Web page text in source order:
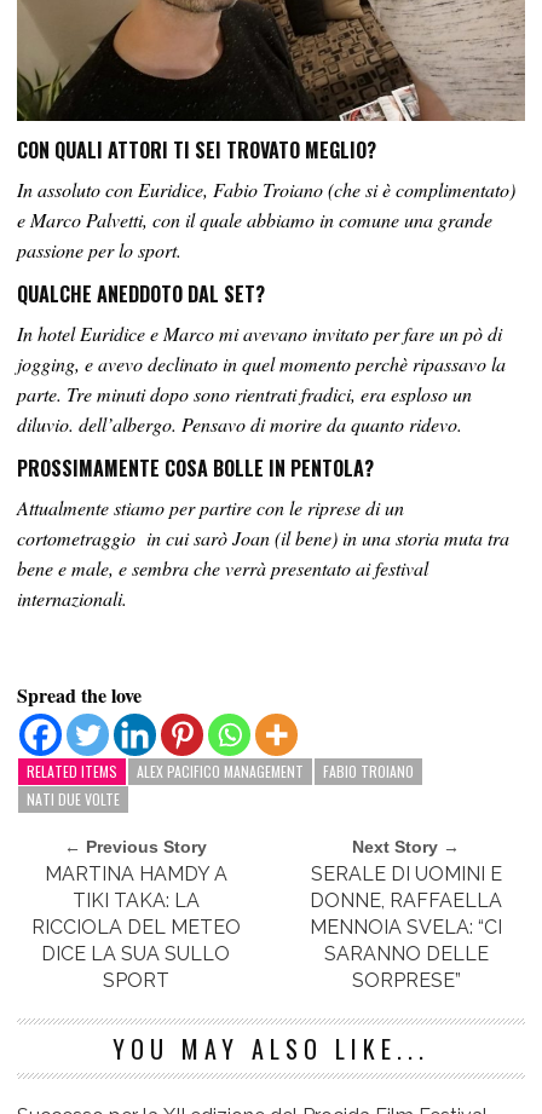
CON QUALI ATTORI TI SEI TROVATO MEGLIO?
In assoluto con Euridice, Fabio Troiano (che si è complimentato)
e Marco Palvetti, con il quale abbiamo in comune una grande
passione per lo sport.
QUALCHE ANEDDOTO DAL SET?
In hotel Euridice e Marco mi avevano invitato per fare un pò di
jogging, e avevo declinato in quel momento perchè ripassavo la
parte. Tre minuti dopo sono rientrati fradici, era esploso un
diluvio. dell’albergo. Pensavo di morire da quanto ridevo.
PROSSIMAMENTE COSA BOLLE IN PENTOLA?
Attualmente stiamo per partire con le riprese di un
cortometraggio in cui sarò Joan (il bene) in una storia muta tra
bene e male, e sembra che verrà presentato ai festival
internazionali.
Spread the love
RELATED ITEMS ALEX PACIFICO MANAGEMENT
FABIO TROIANO
NATI DUE VOLTE
← Previous Story
MARTINA HAMDY A
TIKI TAKA: LA
RICCIOLA DEL METEO
DICE LA SUA SULLO
SPORT
Next Story →
SERALE DI UOMINI E
DONNE, RAFFAELLA
MENNOIA SVELA: “CI
SARANNO DELLE
SORPRESE”
YOU MAY ALSO LIKE...